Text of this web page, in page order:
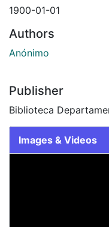
1900-01-01
Authors
Anónimo
Publisher
Biblioteca
Images & Videos